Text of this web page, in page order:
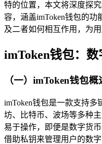
特的位置，本文将深度探
容，涵盖imToken钱包的
及二者如何相互作用，为
imToken钱包：
（一）imToken钱包概
imToken钱包是一款支持
坊、比特币、波场等多种
易于操作，即便是数字货
借助私钥来管理用户的数